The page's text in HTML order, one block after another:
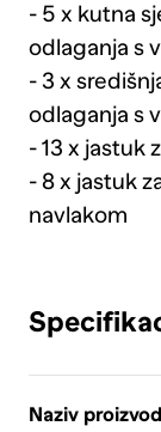
- 5 x kutna
odlaganja s
- 3 x
odlaganja s
- 13 x jastuk
- 8 x jastuk
navlakom
Naziv